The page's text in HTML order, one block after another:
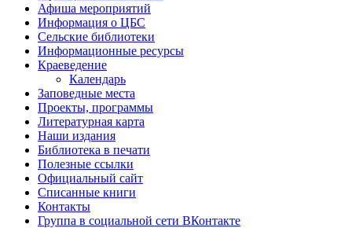
Афиша мероприятий
Информация о ЦБС
Сельские библиотеки
Информационные ресурсы
Краеведение
Календарь
Заповедные места
Проекты, программы
Литературная карта
Наши издания
Библиотека в печати
Полезные ссылки
Официальный сайт
Списанные книги
Контакты
Группа в социальной сети ВКонтакте